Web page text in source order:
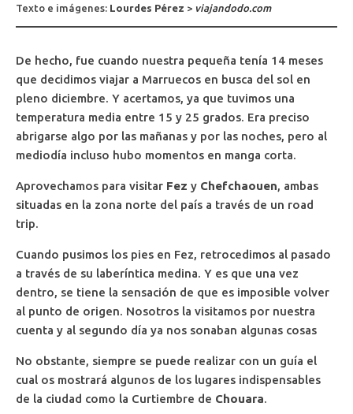
Texto e imágenes: Lourdes Pérez > viajandodo.com
De hecho, fue cuando nuestra pequeña tenía 14 meses
que decidimos viajar a Marruecos en busca del sol en
pleno diciembre. Y acertamos, ya que tuvimos una
temperatura media entre 15 y 25 grados. Era preciso
abrigarse algo por las mañanas y por las noches, pero al
mediodía incluso hubo momentos en manga corta.
Aprovechamos para visitar Fez y Chefchaouen, ambas
situadas en la zona norte del país a través de un road
trip.
Cuando pusimos los pies en Fez, retrocedimos al pasado
a través de su laberíntica medina. Y es que una vez
dentro, se tiene la sensación de que es imposible volver
al punto de origen. Nosotros la visitamos por nuestra
cuenta y al segundo día ya nos sonaban algunas cosas
No obstante, siempre se puede realizar con un guía el
cual os mostrará algunos de los lugares indispensables
de la ciudad como la Curtiembre de Chouara.